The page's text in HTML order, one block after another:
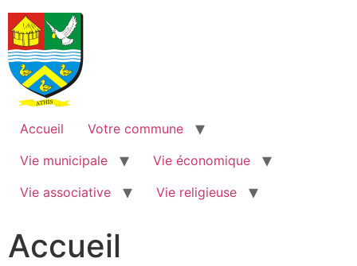
Accueil
Votre commune
Vie municipale
Vie économique
Vie associative
Vie religieuse
Accueil